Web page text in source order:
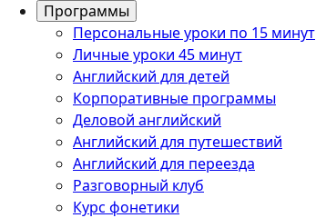
Программы
Персональные уроки по 15 минут
Личные уроки 45 минут
Английский для детей
Корпоративные программы
Деловой английский
Английский для путешествий
Английский для переезда
Разговорный клуб
Курс фонетики